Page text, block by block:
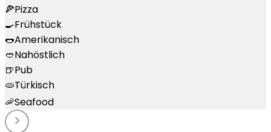
🍕Pizza
🍳Frühstück
🌭Amerikanisch
🥙Nahöstlich
🍺Pub
🫓Türkisch
🦐Seafood